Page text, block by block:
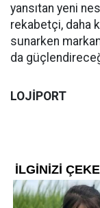
yansıtan yeni
rekabetçi, daha
sunarken
da
LOJİPORT